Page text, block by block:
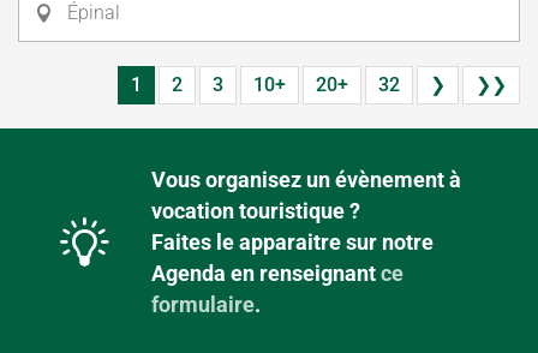
Épinal
1 2 3 10+ 20+ 32 ❯ ❯❯
Vous organisez un évènement à
vocation touristique ?
Faites le apparaitre sur notre
Agenda en renseignantce
formulaire.